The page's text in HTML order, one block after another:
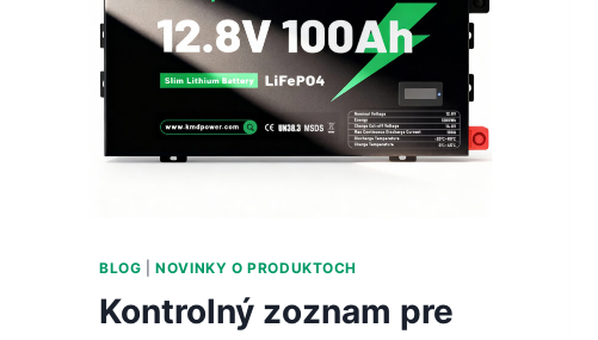
BLOG |NOVINKY O PRODUKTOCH
Kontrolný zoznam pre